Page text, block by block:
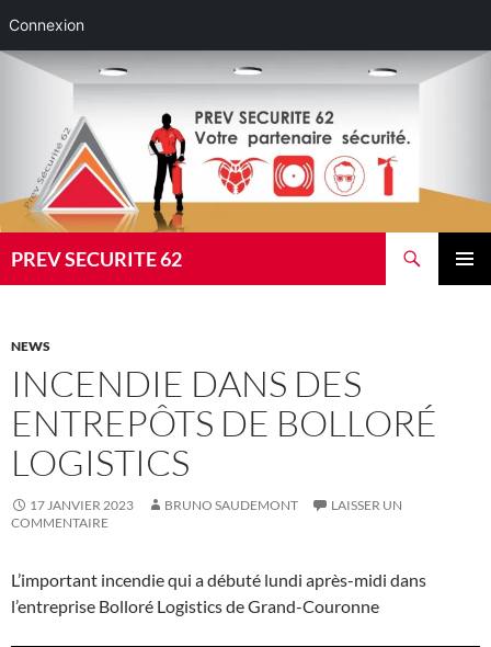
Connexion
Aller
PREV SECURITE 62
NEWS
INCENDIE DANS DES
ENTREPÔTS DE BOLLORÉ
LOGISTICS
17 JANVIER 2023 BRUNO SAUDEMONT
LAISSER UN
COMMENTAIRE
L’important incendie qui a débuté lundi après-midi dans
l’entreprise Bolloré Logistics de Grand-Couronne